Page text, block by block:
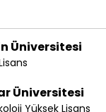
Üniversitesi
Üniversitesi
Yüksek Lisans